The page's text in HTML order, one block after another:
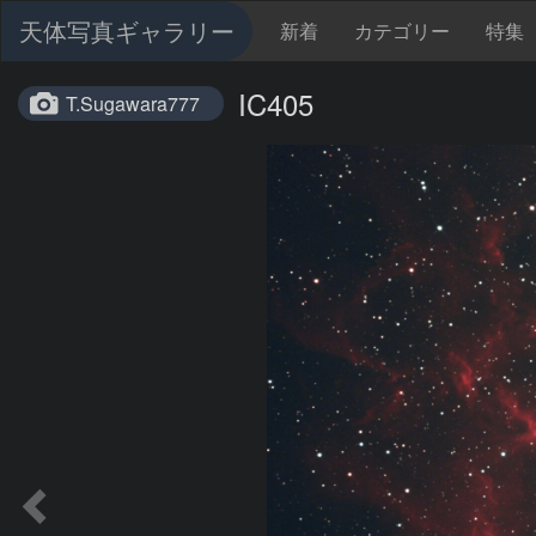
天体写真ギャラリー 新着 カテゴリー 特集
T.Sugawara777 IC405